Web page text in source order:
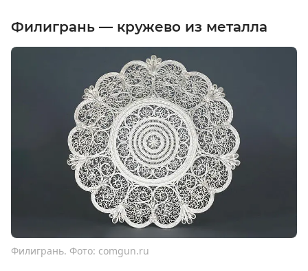
Филигрань — кружево из металла
Филигрань. Фото: comgun.ru